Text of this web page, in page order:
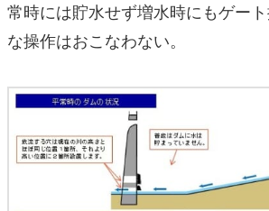
常時には貯水せず増水時にもゲー
な操作はおこなわない。